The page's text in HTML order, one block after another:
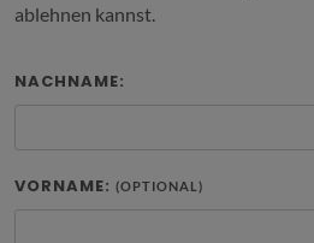
ablehnen kannst.
NACHNAME:
VORNAME: (OPTIONAL)